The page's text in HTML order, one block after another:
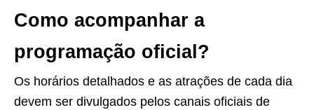
Como acompanhar a
programação oficial?
Os horários detalhados e as atrações de cada dia
devem ser divulgados pelos canais oficiais de